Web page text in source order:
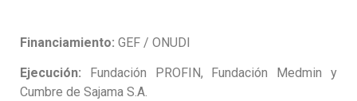
Financiamiento: GEF / ONUDI
Ejecución: Fundación PROFIN, Fundación Medmin y
Cumbre de Sajama S.A.